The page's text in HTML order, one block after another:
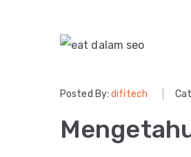
Posted By:difitech